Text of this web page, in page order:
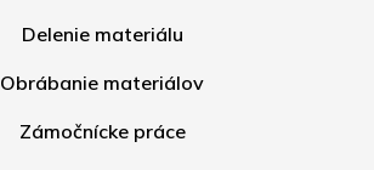
Delenie materiálu
Obrábanie materiálov
Zámočnícke práce